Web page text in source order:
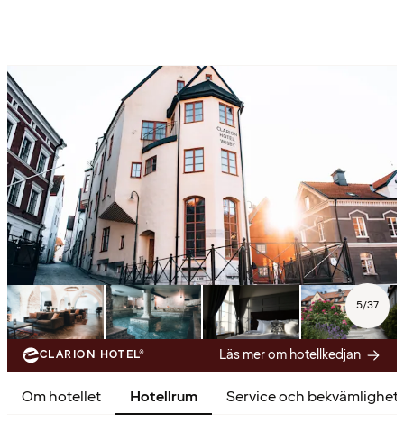
5/37
CLARION HOTEL® Läs mer om hotellkedjan
Om hotellet Hotellrum Service och